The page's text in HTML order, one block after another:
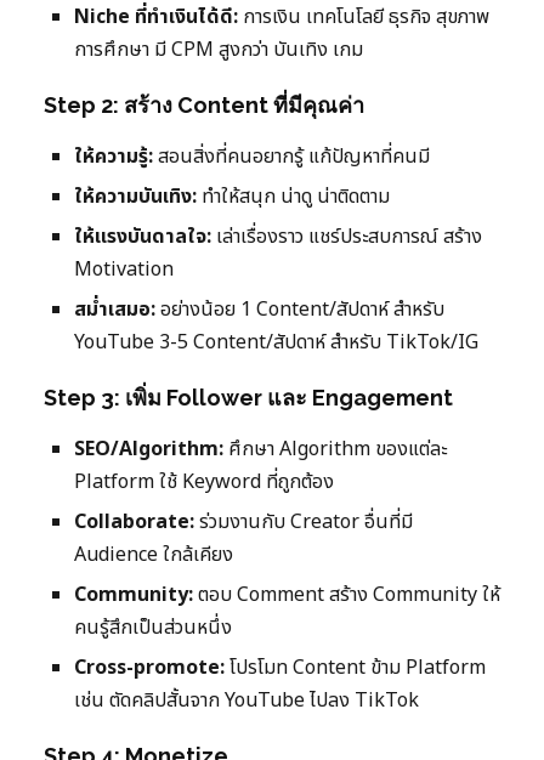
Niche ที่ทำเงินได้ดี: การเงิน เทคโนโลยี ธุรกิจ สุขภาพ
การศึกษา มี CPM สูงกว่า บันเทิง เกม
Step 2: สร้าง Content ที่มีคุณค่า
ให้ความรู้:สอนสิ่งที่คนอยากรู้ แก้ปัญหาที่คนมี
ให้ความบันเทิง: ทำให้สนุก น่าดู น่าติดตาม
ให้แรงบันดาลใจ: เล่าเรื่องราว แชร์ประสบการณ์ สร้าง
Motivation
สม่ำเสมอ:อย่างน้อย 1 Content/สัปดาห์ สำหรับ
YouTube 3-5 Content/สัปดาห์ สำหรับ TikTok/IG
Step 3: เพิ่ม Follower และ Engagement
SEO/Algorithm: ศึกษา Algorithm ของแต่ละ
Platform ใช้ Keyword ที่ถูกต้อง
Collaborate:ร่วมงานกับ Creator อื่นที่มี
Audience ใกล้เคียง
Community:ตอบ Comment สร้าง Community ให้
คนรู้สึกเป็นส่วนหนึ่ง
Cross-promote:โปรโมท Content ข้าม Platform
เช่น ตัดคลิปสั้นจาก YouTube ไปลง TikTok